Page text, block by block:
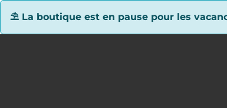
⛱ La boutique est en pause pour les
Panneau de gestion des cookies